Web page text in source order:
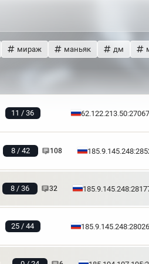
мираж маньяк дм
11 / 36 62.122.213.50:27067
8 / 42 108
8 / 36 32
25 / 44 185.9.145.248:28026